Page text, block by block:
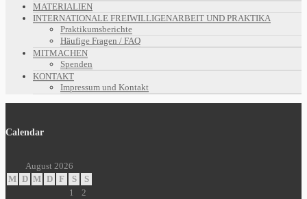
MATERIALIEN
INTERNATIONALE FREIWILLIGENARBEIT UND PRAKTIKA
Praktikumsberichte
Häufige Fragen / FAQ
MITMACHEN
Spenden
KONTAKT
Impressum und Kontakt
Calendar
August 2026
M D M D F S
S
1
2